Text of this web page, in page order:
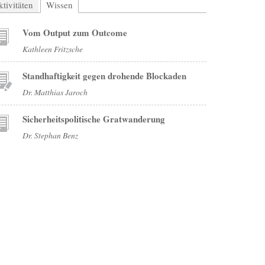
Wissen
Vom Output zum Outcome
Kathleen Fritzsche
Standhaftigkeit gegen drohende Blockaden
Dr. Matthias Jaroch
Sicherheitspolitische Gratwanderung
Dr. Stephan Benz